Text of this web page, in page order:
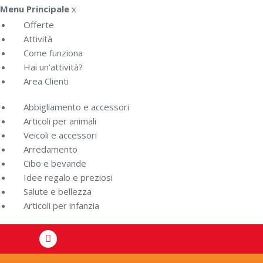
Menu Principale x
Offerte
Attività
Come funziona
Hai un’attività?
Area Clienti
Abbigliamento e accessori
Articoli per animali
Veicoli e accessori
Arredamento
Cibo e bevande
Idee regalo e preziosi
Salute e bellezza
Articoli per infanzia